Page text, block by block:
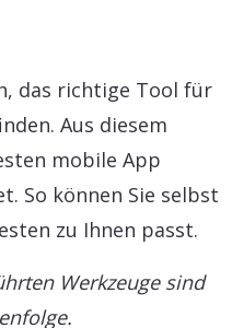
das richtige Tool für
Aus diesem
mobile App
So können Sie selbst
zu Ihnen passt.
Werkzeuge sind